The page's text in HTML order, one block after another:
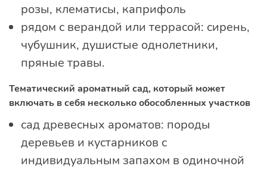
розы, клематисы, каприфоль
рядом с верандой или террасой: сирень,
чубушник, душистые однолетники,
пряные травы.
Тематический ароматный сад, который может
включать в себя несколько обособленных участков
сад древесных ароматов: породы
деревьев и кустарников с
индивидуальным запахом в одиночной